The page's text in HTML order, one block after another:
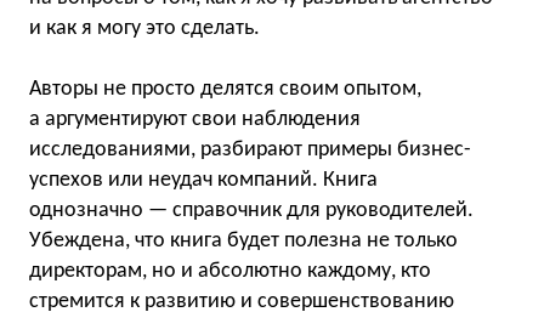
и как я могу это сделать.
Авторы не просто делятся своим опытом,
а аргументируют свои наблюдения
исследованиями, разбирают примеры бизнес-
успехов или неудач компаний. Книга
однозначно — справочник для руководителей.
Убеждена, что книга будет полезна не только
директорам, но и абсолютно каждому, кто
стремится к развитию и совершенствованию